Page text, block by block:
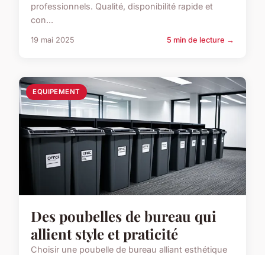
professionnels. Qualité, disponibilité rapide et
con...
19 mai 2025 5 min de lecture →
EQUIPEMENT
Des poubelles de bureau qui
allient style et praticité
Choisir une poubelle de bureau alliant esthétique